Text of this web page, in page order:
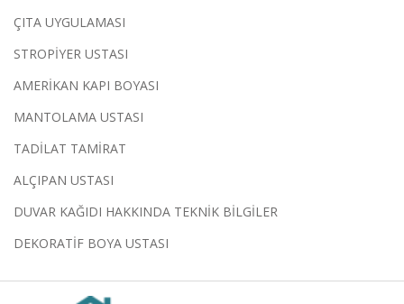
ÇITA UYGULAMASI
STROPİYER USTASI
AMERİKAN KAPI BOYASI
MANTOLAMA USTASI
TADİLAT TAMİRAT
ALÇIPAN USTASI
DUVAR KAĞIDI HAKKINDA TEKNİK BİLGİLER
DEKORATİF BOYA USTASI